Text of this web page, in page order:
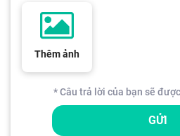
Thêm ảnh
* Câu trả lời của bạn sẽ
GỬI